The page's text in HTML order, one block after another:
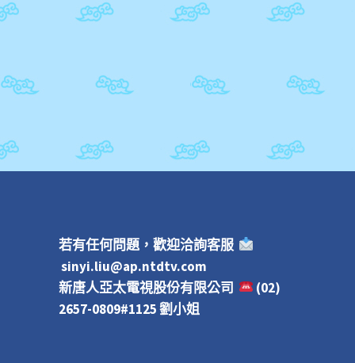
若有任何問題，歡迎洽詢客服
sinyi.liu@ap.ntdtv.com
新唐人亞太電視股份有限公司
(02)
2657-0809#1125 劉小姐